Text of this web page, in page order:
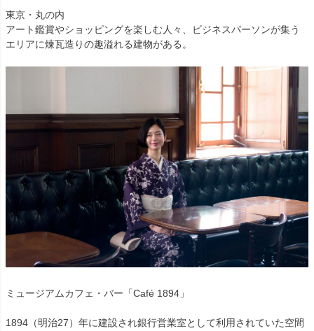
東京・丸の内
アート鑑賞やショッピングを楽しむ人々、ビジネスパーソンが集う
エリアに煉瓦造りの趣溢れる建物がある。
ミュージアムカフェ・バー「Café 1894」
1894（明治27）年に建設され銀行営業室として利用されていた空間